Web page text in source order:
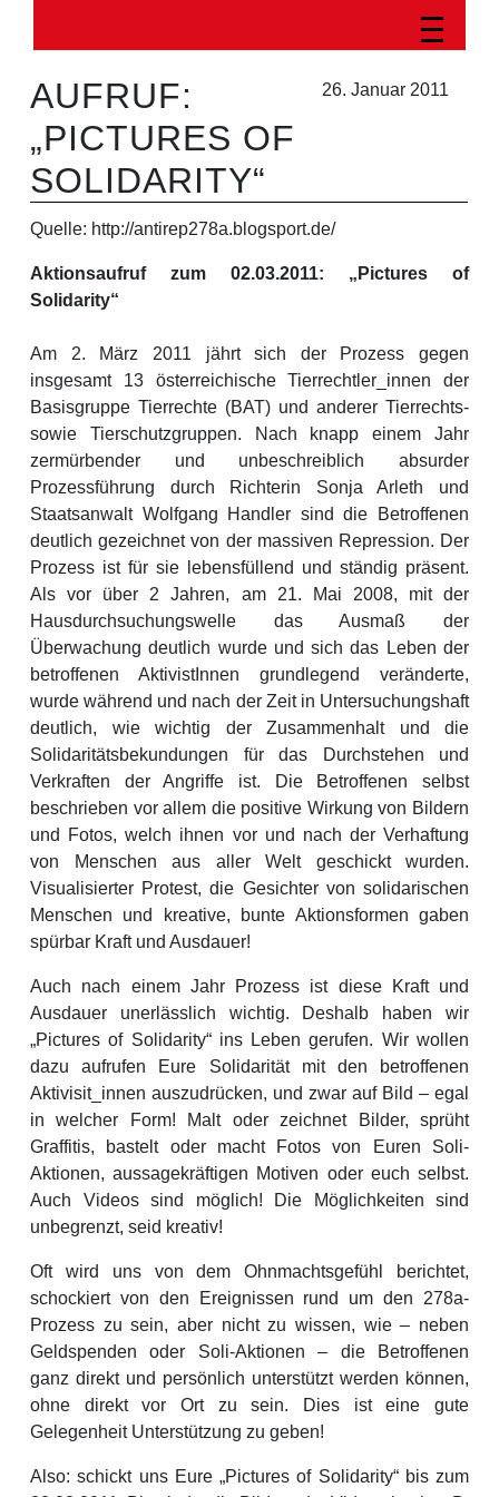
26. Januar 2011
AUFRUF:
„PICTURES OF
SOLIDARITY“
Quelle: http://antirep278a.blogsport.de/
Aktionsaufruf zum 02.03.2011: „Pictures of
Solidarity“
Am 2. März 2011 jährt sich der Prozess gegen
insgesamt 13 österreichische Tierrechtler_innen der
Basisgruppe Tierrechte (BAT) und anderer Tierrechts-
sowie Tierschutzgruppen. Nach knapp einem Jahr
zermürbender und unbeschreiblich absurder
Prozessführung durch Richterin Sonja Arleth und
Staatsanwalt Wolfgang Handler sind die Betroffenen
deutlich gezeichnet von der massiven Repression. Der
Prozess ist für sie lebensfüllend und ständig präsent.
Als vor über 2 Jahren, am 21. Mai 2008, mit der
Hausdurchsuchungswelle das Ausmaß der
Überwachung deutlich wurde und sich das Leben der
betroffenen AktivistInnen grundlegend veränderte,
wurde während und nach der Zeit in Untersuchungshaft
deutlich, wie wichtig der Zusammenhalt und die
Solidaritätsbekundungen für das Durchstehen und
Verkraften der Angriffe ist. Die Betroffenen selbst
beschrieben vor allem die positive Wirkung von Bildern
und Fotos, welch ihnen vor und nach der Verhaftung
von Menschen aus aller Welt geschickt wurden.
Visualisierter Protest, die Gesichter von solidarischen
Menschen und kreative, bunte Aktionsformen gaben
spürbar Kraft und Ausdauer!
Auch nach einem Jahr Prozess ist diese Kraft und
Ausdauer unerlässlich wichtig. Deshalb haben wir
„Pictures of Solidarity“ ins Leben gerufen. Wir wollen
dazu aufrufen Eure Solidarität mit den betroffenen
Aktivisit_innen auszudrücken, und zwar auf Bild – egal
in welcher Form! Malt oder zeichnet Bilder, sprüht
Graffitis, bastelt oder macht Fotos von Euren Soli-
Aktionen, aussagekräftigen Motiven oder euch selbst.
Auch Videos sind möglich! Die Möglichkeiten sind
unbegrenzt, seid kreativ!
Oft wird uns von dem Ohnmachtsgefühl berichtet,
schockiert von den Ereignissen rund um den 278a-
Prozess zu sein, aber nicht zu wissen, wie – neben
Geldspenden oder Soli-Aktionen – die Betroffenen
ganz direkt und persönlich unterstützt werden können,
ohne direkt vor Ort zu sein. Dies ist eine gute
Gelegenheit Unterstützung zu geben!
Also: schickt uns Eure „Pictures of Solidarity“ bis zum